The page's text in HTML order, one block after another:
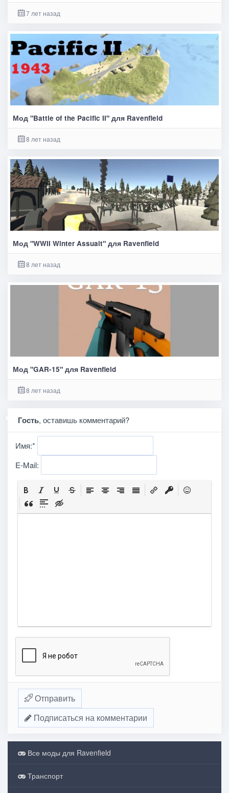
7 лет назад
Мод "Battle of the Pacific II" для Ravenfield
8 лет назад
Мод "WWII Winter Assualt" для Ravenfield
8 лет назад
Мод "GAR-15" для Ravenfield
8 лет назад
Гость, оставишь комментарий?
Имя:*
E-Mail:
Отправить
Подписаться на комментарии
Все моды для Ravenfield
Транспорт